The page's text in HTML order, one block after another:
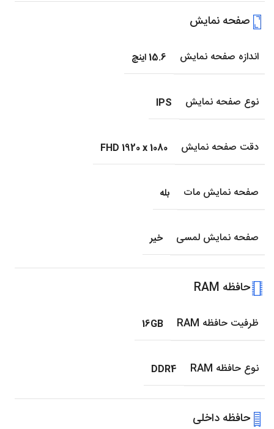
صفحه نمایش
اندازه صفحه نمایش 15.6 اینچ
نوع صفحه نمایش IPS
دقت صفحه نمایش FHD 1920 x 1080
صفحه نمایش مات بله
صفحه نمایش لمسی خیر
حافظه RAM
ظرفیت حافظه RAM 16GB
نوع حافظه RAM DDR4
حافظه داخلی